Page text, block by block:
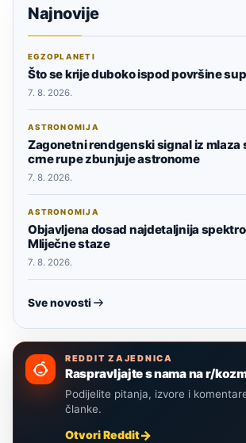
Najnovije
EGZOPLANETI
Što se krije duboko ispod površine
7. 8. 2026.
ASTRONOMIJA
Zagonetni rendgenski signal iz mlaza
crne rupe zbunjuje astronome
7. 8. 2026.
ASTRONOMIJA
Objavljena dosad najdetaljnija
Mliječne staze
7. 8. 2026.
Sve novosti
REDDIT ZAJEDNICA
Raspravljajte s nama na r/
Podijelite pitanja, izvore i
članke.
Otvori Reddit